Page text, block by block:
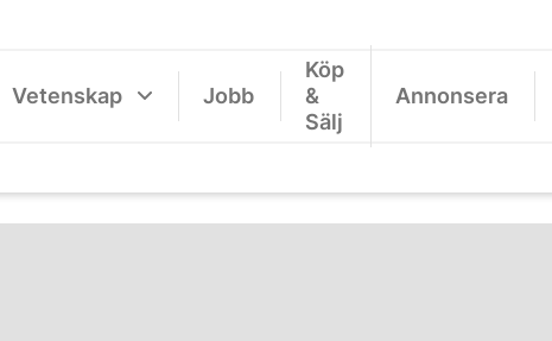
Vetenskap Jobb
Köp
&
Sälj
Annonsera